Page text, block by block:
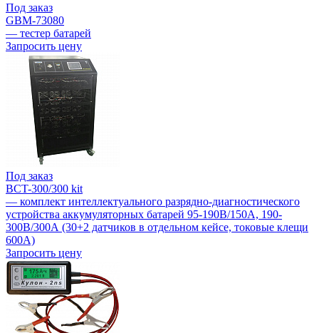
Под заказ
GBM-73080
— тестер батарей
Запросить цену
Под заказ
BCT-300/300 kit
— комплект интеллектуального разрядно-диагностического
устройства аккумуляторных батарей 95-190В/150А, 190-
300В/300А (30+2 датчиков в отдельном кейсе, токовые клещи
600А)
Запросить цену